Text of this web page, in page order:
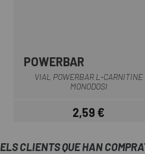
POWERBAR
VIAL POWERBAR L-CARNITINE
MONODOSI
Preu
2,59 €
ELS CLIENTS QUE HAN